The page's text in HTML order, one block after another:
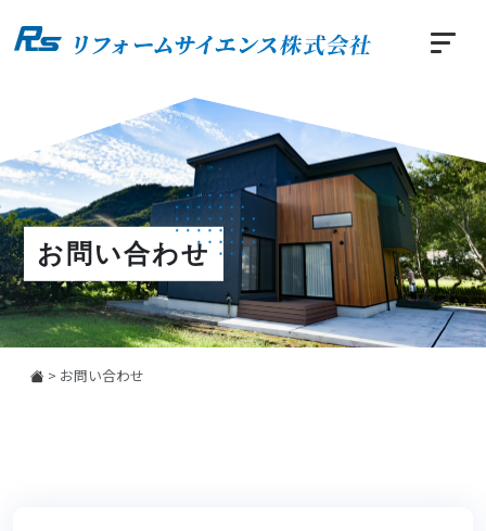
お問い合わせ
> お問い合わせ